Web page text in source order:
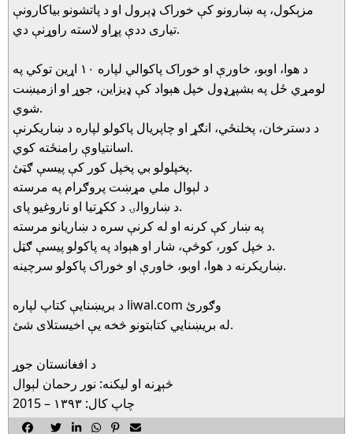
مزېکول، په ښارونو کې خوراک ډېرول او د پاتشونو بياکارونې
تيارى ددې پړاو لاسته راوړنې دي.
د هوا، اوبو، خاورې او خوراک پاکوالي لپاره ١٠ اړين توکي په
لومړي ځل په بشپړډول خپل هېواد کې ډيزاين، جوړ او ازميښت
شوي.
د دسترخان، پخلنځي، انګړ او چاپريال پاکولو لپاره د ښاريکرنې
اسانتياوې رامنځته کوي.
پخپلولو بي پخپل کور کې پيسې ګټئ.
د لېوال ملي مړښت پروګرام په مرسته
د ښاروالۍ د ککړتيا او ناروغيو پاى.
په ښار کې کرنه او له کرنې سره د ښاريانو مرسته
د خپل کور، کوڅې، شار او هېواد په پاکولو پيسې ګټل.
ښاريکرنه د هوا، اوبو، خاورې او خوراک پاکولو سرچينه.
د بريښنايې کتاپ لپاره liwal.com وګورئ
له بريښنايي کتابتونو څخه يې اخيستلاى شئ.
د افغانستان جوړ
څېړنه او ليکنه: نور رحمان لېوال
چاپ کال: ١٣٩٣ – 2015
     